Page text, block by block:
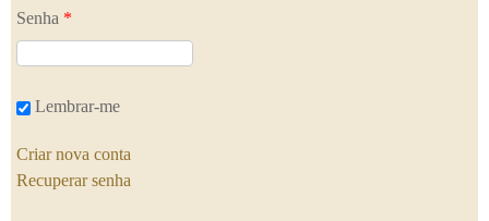
Senha *
Lembrar-me
Criar nova conta
Recuperar senha